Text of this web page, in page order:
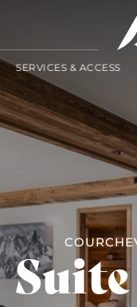
SERVICES & ACCESS